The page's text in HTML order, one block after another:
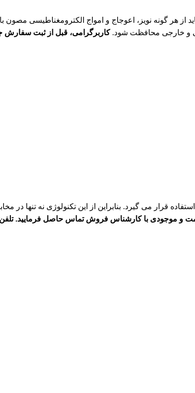
از هر گونه نویز، اعوجاج و امواج الکترومغناطیسی
و خارجی محافظت شود.کاربرگرامی، قبل از ثبت
قرار می گیرد. بنابراین از این تکنولوژی نه تنها در
کارشناس فروش تماس حاصل فرمایید. تلفن: 45-03133932039 داخلی